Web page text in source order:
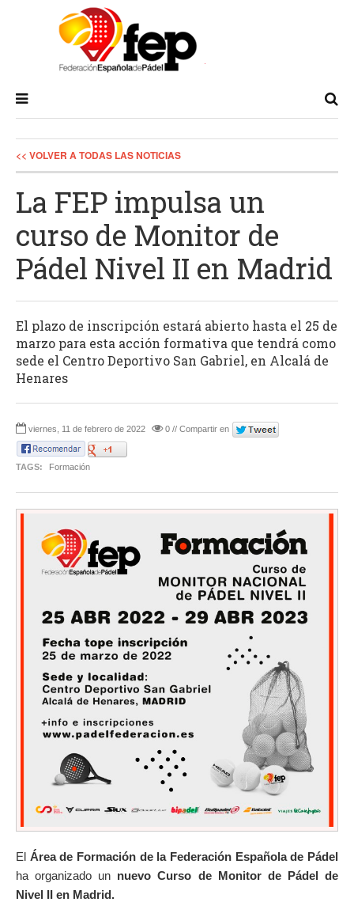
<< VOLVER A TODAS LAS NOTICIAS
La FEP impulsa un
curso de Monitor de
Pádel Nivel II en Madrid
El plazo de inscripción estará abierto hasta el 25 de
marzo para esta acción formativa que tendrá como
sede el Centro Deportivo San Gabriel, en Alcalá de
Henares
viernes, 11 de febrero de 2022 0 // Compartir en
TAGS: Formación
El Área de Formación de la Federación Española de Pádel
ha organizado un nuevo Curso de Monitor de Pádel de
Nivel II en Madrid.